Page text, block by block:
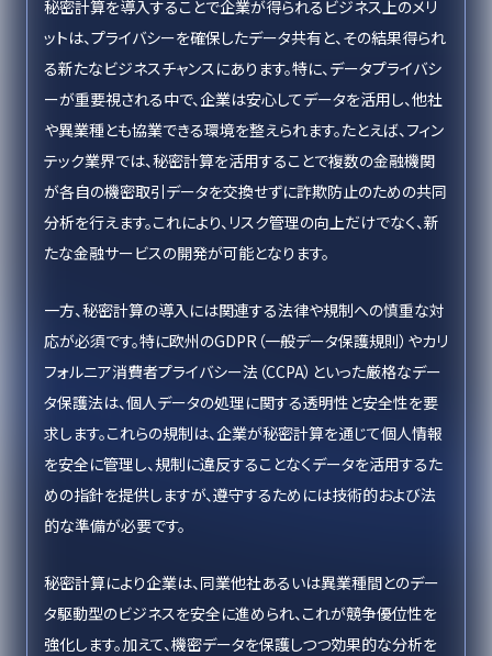
秘密計算を導入することで企業が得られるビジネス上のメリ
ットは、プライバシーを確保したデータ共有と、その結果得られ
る新たなビジネスチャンスにあります。特に、データプライバシ
ーが重要視される中で、企業は安心してデータを活用し、他社
や異業種とも協業できる環境を整えられます。たとえば、フィン
テック業界では、秘密計算を活用することで複数の金融機関
が各自の機密取引データを交換せずに詐欺防止のための共同
分析を行えます。これにより、リスク管理の向上だけでなく、新
たな金融サービスの開発が可能となります。
一方、秘密計算の導入には関連する法律や規制への慎重な対
応が必須です。特に欧州のGDPR（一般データ保護規則）やカリ
フォルニア消費者プライバシー法（CCPA）といった厳格なデー
タ保護法は、個人データの処理に関する透明性と安全性を要
求します。これらの規制は、企業が秘密計算を通じて個人情報
を安全に管理し、規制に違反することなくデータを活用するた
めの指針を提供しますが、遵守するためには技術的および法
的な準備が必要です。
秘密計算により企業は、同業他社あるいは異業種間とのデー
タ駆動型のビジネスを安全に進められ、これが競争優位性を
強化します。加えて、機密データを保護しつつ効果的な分析を